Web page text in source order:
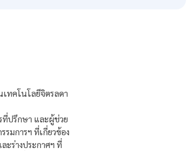
ทคโนโลยีจิตรลดา
ที่ปรึกษา และผู้ช่วย
มการฯ ที่เกี่ยวข้อง
ะร่างประกาศฯ ที่